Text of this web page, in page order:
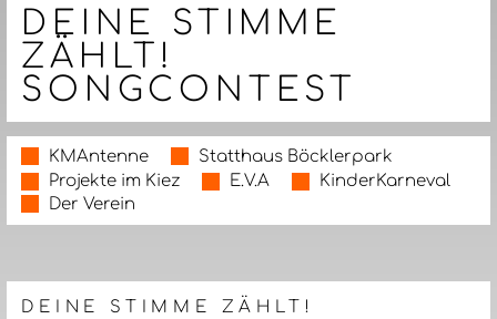
DEINE STIMME
ZÄHLT!
SONGCONTEST
KMAntenne
Statthaus Böcklerpark
Projekte im Kiez
E.V.A
KinderKarneval
Der Verein
DEINE STIMME ZÄHLT!